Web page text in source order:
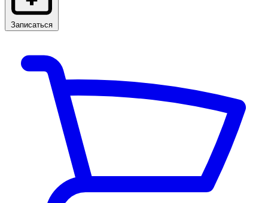
Записаться